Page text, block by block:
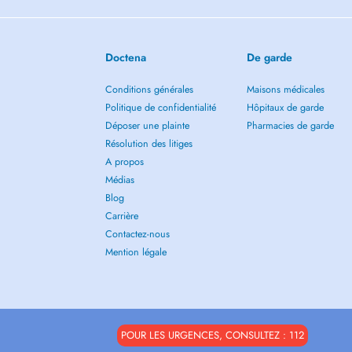
Doctena
Conditions générales
Politique de confidentialité
Déposer une plainte
Résolution des litiges
A propos
Médias
Blog
Carrière
Contactez-nous
Mention légale
De garde
Maisons médicales
Hôpitaux de garde
Pharmacies de garde
POUR LES URGENCES, CONSULTEZ : 112